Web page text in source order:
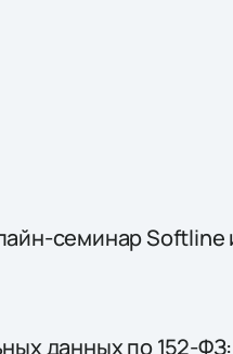
семинар Softline
данных по 152-